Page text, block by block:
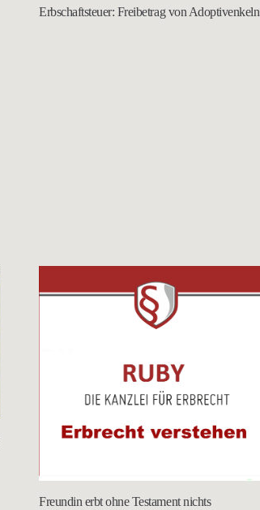
Erbschaftsteuer: Freibetrag von Adoptivenkeln
Freundin erbt ohne Testament nichts